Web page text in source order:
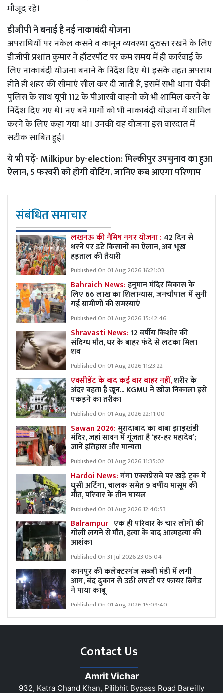
मौजूद रहे।
डीजीपी ने बनाई है नई नाकाबंदी योजना
अपराधियों पर नकेल कसने व कानून व्यवस्था दुरुस्त रखने के लिए
डीजीपी प्रशांत कुमार ने हॉटस्पॉट पर कम समय में ही कार्रवाई के
लिए नाकाबंदी योजना बनाने के निर्देश दिए थे। इसके तहत अपराध
होते ही शहर की सीमाएं सील कर दी जाती हैं, इसमें सभी थाना चैकी
पुलिस के साथ यूपी 112 के पीआरवी वाहनों को भी शामिल करने के
निर्देश दिए गए थे। नए बने मार्गों को भी नाकाबंदी योजना में शामिल
करने के लिए कहा गया था। उनकी यह योजना इस वारदात में
सटीक साबित हुई।
ये भी पढ़ें-Milkipur by-election: मिल्कीपुर उपचुनाव का हुआ
ऐलान, 5 फरवरी को होगी वोटिंग, जानिए कब आएगा परिणाम
संबंधित समाचार
लखनऊ की नैमिष नगर योजना : 42 दिन से
धरने पर डटे किसानों का ऐलान, अब भूख
हड़ताल की तैयारी
Published On 01 Aug 2026 16:21:03
Bahraich News:हनुमान मंदिर विकास के
लिए 66 लाख का शिलान्यास, जनचौपाल में सुनी
गई ग्रामीणों की समस्याएं
Published On 01 Aug 2026 15:42:46
Shravasti News:12 वर्षीय किशोर की
संदिग्ध मौत, घर के बाहर फंदे से लटका मिला
शव
Published On 01 Aug 2026 11:23:22
एक्सीडेंट के बाद कई बार बाहर नहीं,शरीर के
अंदर बहता है खून... KGMU ने खोज निकाला इसे
पकड़ने का तरीका
Published On 01 Aug 2026 22:11:00
Sawan 2026:मुरादाबाद का बाबा झाड़खंडी
मंदिर, जहां सावन में गूंजता है ‘हर-हर महादेव’;
जानें इतिहास और मान्यता
Published On 01 Aug 2026 11:35:02
Hardoi News:गंगा एक्सप्रेसवे पर खड़े ट्रक में
घुसी अर्टिगा, चालक समेत 9 वर्षीय मासूम की
मौत, परिवार के तीन घायल
Published On 01 Aug 2026 12:40:53
Balrampur :एक ही परिवार के चार लोगों की
गोली लगने से मौत, हत्या के बाद आत्महत्या की
आशंका
Published On 31 Jul 2026 23:05:04
कानपुर की कलेक्टरगंज सब्जी मंडी में लगी
आग, बंद दुकान से उठी लपटों पर फायर ब्रिगेड
ने पाया काबू
Published On 01 Aug 2026 15:09:40
Contact Us
Amrit Vichar
932, Katra Chand Khan, Pilibhit Bypass Road Bareilly